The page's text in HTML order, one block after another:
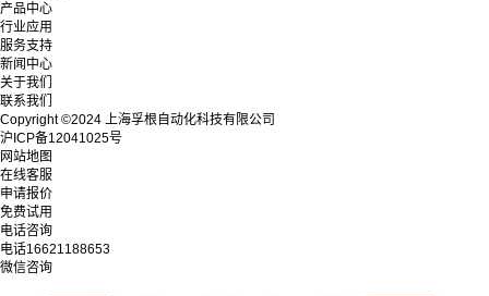
产品中心
行业应用
服务支持
新闻中心
关于我们
联系我们
Copyright ©2024 上海孚根自动化科技有限公司
沪ICP备12041025号
网站地图
在线客服
申请报价
免费试用
电话咨询
电话16621188653
微信咨询